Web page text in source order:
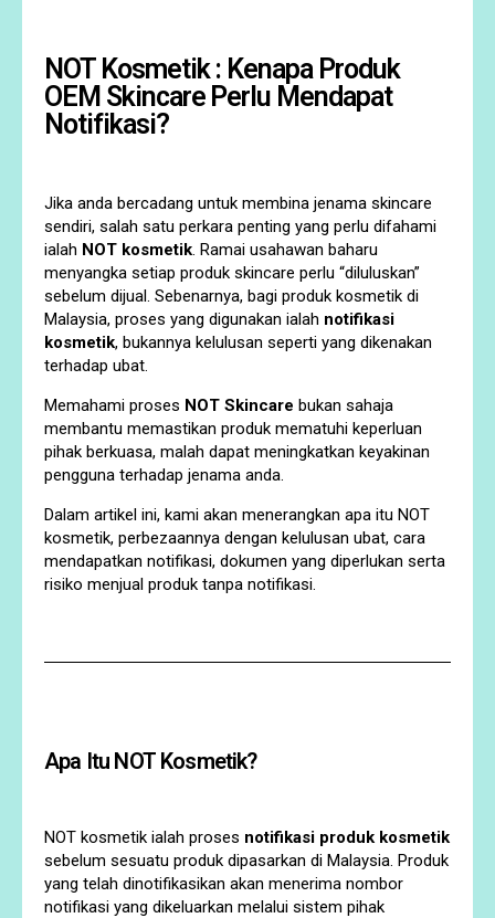
NOT Kosmetik : Kenapa Produk
OEM Skincare Perlu Mendapat
Notifikasi?
Jika anda bercadang untuk membina jenama skincare
sendiri, salah satu perkara penting yang perlu difahami
ialah NOT kosmetik. Ramai usahawan baharu
menyangka setiap produk skincare perlu “diluluskan”
sebelum dijual. Sebenarnya, bagi produk kosmetik di
Malaysia, proses yang digunakan ialah notifikasi
kosmetik, bukannya kelulusan seperti yang dikenakan
terhadap ubat.
Memahami proses NOT Skincare bukan sahaja
membantu memastikan produk mematuhi keperluan
pihak berkuasa, malah dapat meningkatkan keyakinan
pengguna terhadap jenama anda.
Dalam artikel ini, kami akan menerangkan apa itu NOT
kosmetik, perbezaannya dengan kelulusan ubat, cara
mendapatkan notifikasi, dokumen yang diperlukan serta
risiko menjual produk tanpa notifikasi.
Apa Itu NOT Kosmetik?
NOT kosmetik ialah proses notifikasi produk kosmetik
sebelum sesuatu produk dipasarkan di Malaysia. Produk
yang telah dinotifikasikan akan menerima nombor
notifikasi yang dikeluarkan melalui sistem pihak